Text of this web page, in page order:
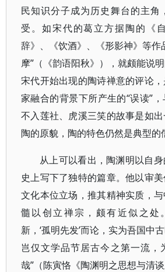
民知识分子成为历史舞台的主角
受。如宋代的葛立方据陶的《
辞》、《饮酒》、《形影神》等作
摩”（《韵语阳秋》），就颇能说
宋代开始出现的陶诗禅意的评论
家融合的背景下所产生的“误读”
不入莲社、虎溪三笑的故事是如
陶的原貌，陶的特色仍然是典型的
从上可以看出，陶渊明以自
史上写下了独特的篇章。他以审
文化本位立场，推其精神实质，
髓以创立禅宗，颇有近似之处
新，‘孤明先发’而论，实为吾国中
岂仅文学品节居古今之第一流，
哉”（陈寅恪《陶渊明之思想与清